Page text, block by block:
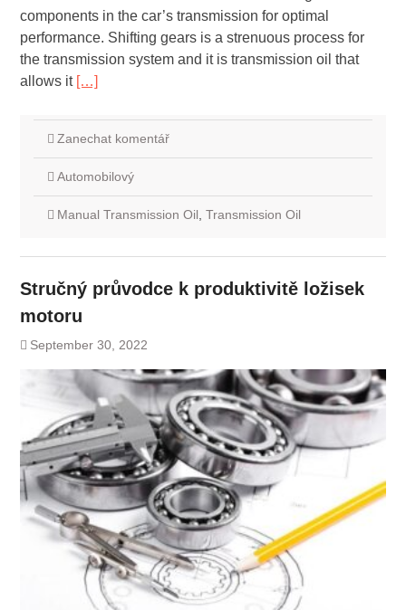
components in the car’s transmission for optimal
performance. Shifting gears is a strenuous process for
the transmission system and it is transmission oil that
allows it […]
Zanechat komentář
Automobilový
Manual Transmission Oil, Transmission Oil
Stručný průvodce k produktivitě ložisek
motoru
September 30, 2022